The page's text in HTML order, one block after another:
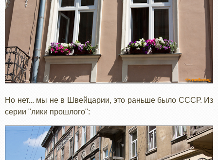
Но нет... мы не в Швейцарии, это раньше было СССР. Из
серии "лики прошлого":